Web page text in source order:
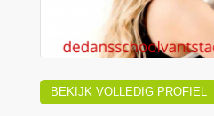
BEKIJK VOLLEDIG PROFIEL